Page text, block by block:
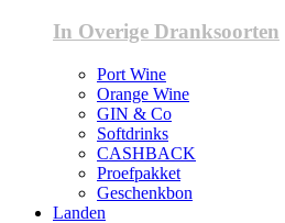
In Overige Dranksoorten
Port Wine
Orange Wine
GIN & Co
Softdrinks
CASHBACK
Proefpakket
Geschenkbon
Landen